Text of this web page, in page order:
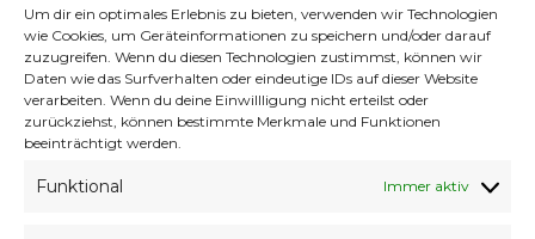
Um dir ein optimales Erlebnis zu bieten, verwenden wir Technologien
wie Cookies, um Geräteinformationen zu speichern und/oder darauf
zuzugreifen. Wenn du diesen Technologien zustimmst, können wir
Daten wie das Surfverhalten oder eindeutige IDs auf dieser Website
verarbeiten. Wenn du deine Einwillligung nicht erteilst oder
zurückziehst, können bestimmte Merkmale und Funktionen
beeinträchtigt werden.
Funktional Immer aktiv
beeindruckenden Ergebnisse!Alle
Teilnehmenden aus Magdeburg oder von
Magdeburger Vereinen haben sich mit ihrem
Lauf den ersten Punkt für …